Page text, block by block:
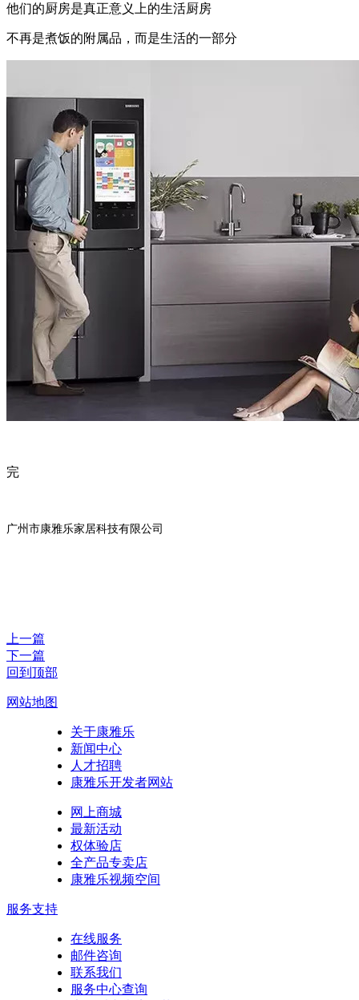
他们的厨房是真正意义上的生活厨房
不再是煮饭的附属品，而是生活的一部分
完
广州市康雅乐家居科技有限公司
上一篇
下一篇
回到顶部
网站地图
关于康雅乐
新闻中心
人才招聘
康雅乐开发者网站
网上商城
最新活动
权体验店
全产品专卖店
康雅乐视频空间
服务支持
在线服务
邮件咨询
联系我们
服务中心查询